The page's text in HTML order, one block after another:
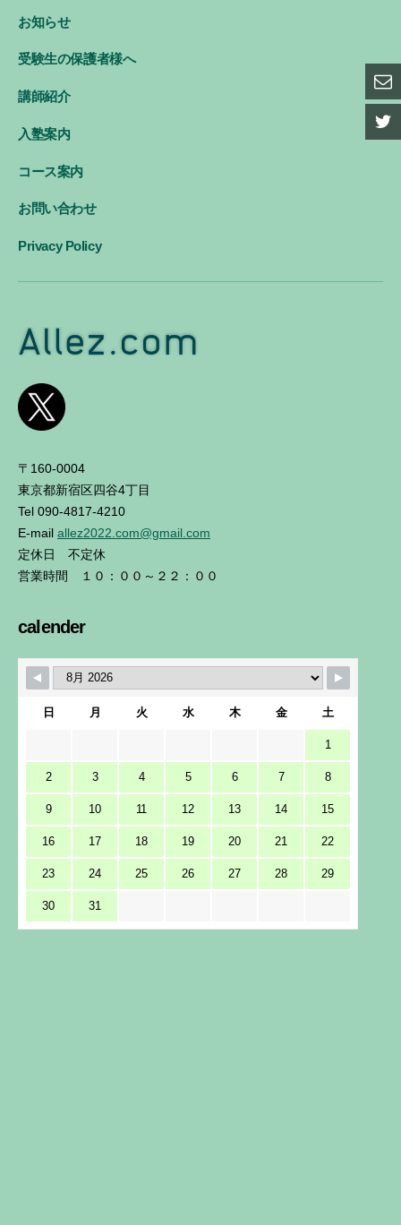
お知らせ
受験生の保護者様へ
講師紹介
入塾案内
コース案内
お問い合わせ
Privacy Policy
〒160-0004
東京都新宿区四谷4丁目
Tel 090-4817-4210
E-mail allez2022.com@gmail.com
定休日 不定休
営業時間 １０：００～２２：００
calender
日 月 火 水 木 金 土
1
2 3 4 5 6 7 8
9 10 11 12 13 14 15
16 17 18 19 20 21 22
23 24 25 26 27 28 29
30 31